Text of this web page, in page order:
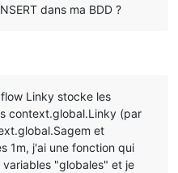
dans ma BDD ?
Linky stocke les
context.global.Linky (par
et
1m, j'ai une fonction qui
"globales" et je